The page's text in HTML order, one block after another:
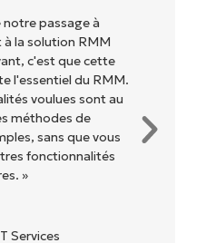
simple
interface fluide et
end puissantes.
ou
Toutes les
sont clairement
et il est
»
Solutions